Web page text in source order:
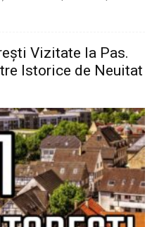
Vizitate la Pas.
Istorice de Neuitat